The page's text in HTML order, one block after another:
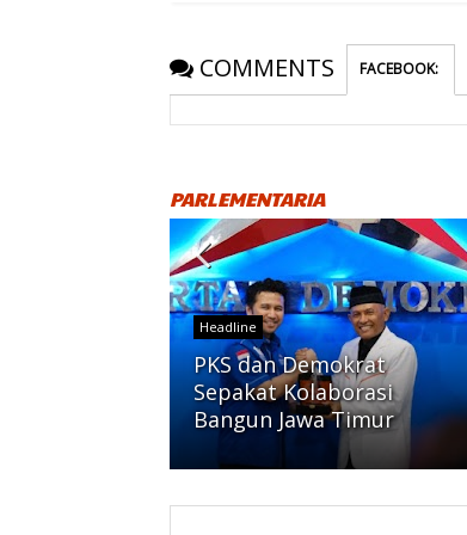
COMMENTS FACEBOOK:
PARLEMENTARIA
Headline
PKS dan Demokrat
Sepakat Kolaborasi
Bangun Jawa Timur